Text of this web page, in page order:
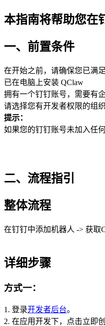
本指南将帮助您在
一、前置条件
在开始之前，请确保您已满
已在电脑上安装 QClaw
拥有一个钉钉账号，需要有
请选择您有开发者权限的组
提示：
如果您的钉钉账号未加入任
二、流程指引
整体流程
在钉钉中添加机器人 -> 获取
详细步骤
方式一：
1. 登录开发者后台。
2. 在应用开发下，点击立即